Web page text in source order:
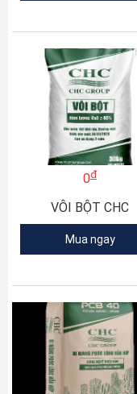
0đ
VÔI BỘT CHC
Mua ngay